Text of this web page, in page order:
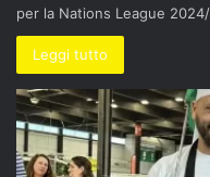
per la Nations League
Leggi tutto